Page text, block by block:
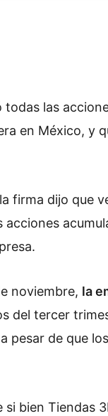
todas las
en México, y
firma dijo que
acciones
noviembre, la
del tercer
pesar de que
si bien Tiendas